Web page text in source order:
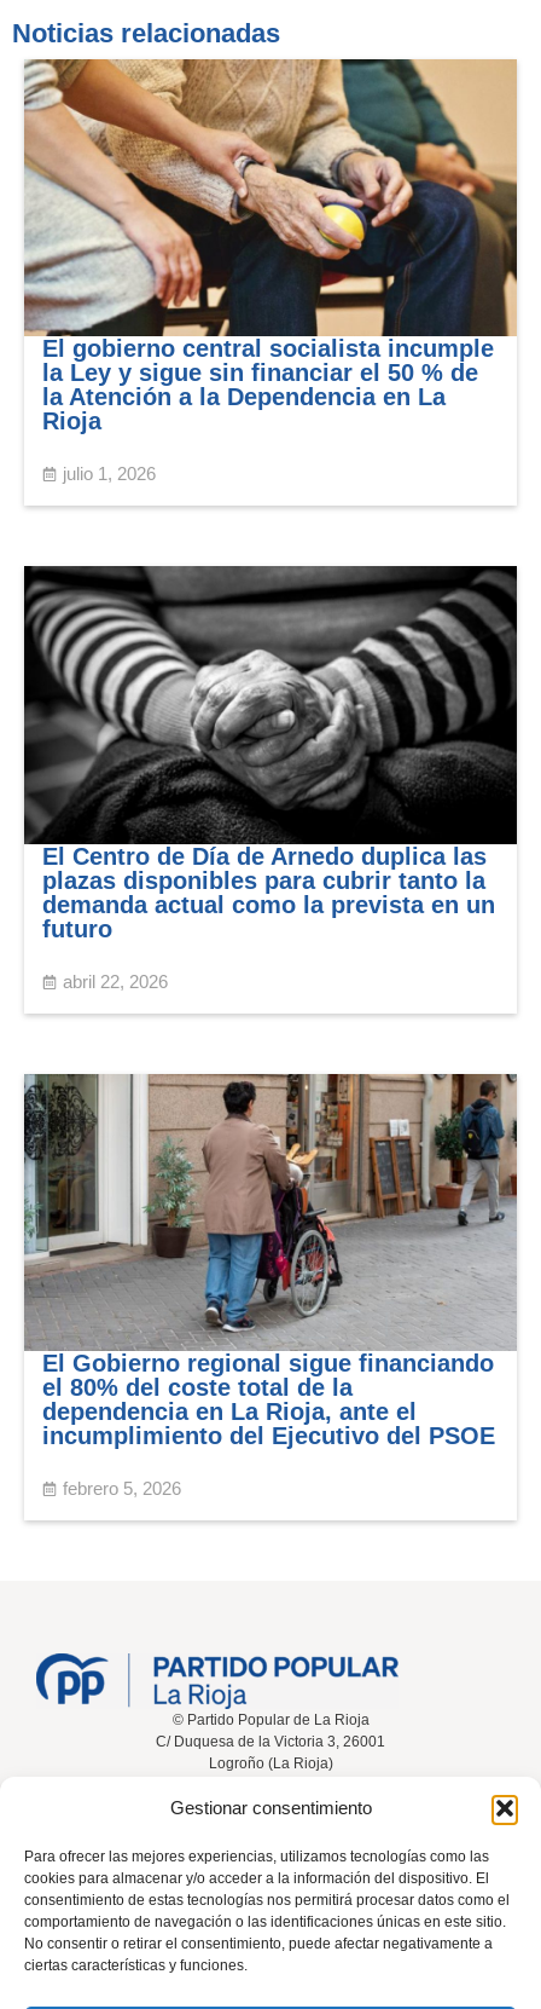
Gestionar consentimiento
Para ofrecer las mejores experiencias, utilizamos tecnologías como las
cookies para almacenar y/o acceder a la información del dispositivo. El
consentimiento de estas tecnologías nos permitirá procesar datos como el
comportamiento de navegación o las identificaciones únicas en este sitio.
No consentir o retirar el consentimiento, puede afectar negativamente a
ciertas características y funciones.
Noticias relacionadas
El gobierno central socialista incumple
la Ley y sigue sin financiar el 50 % de
la Atención a la Dependencia en La
Rioja
julio 1, 2026
El Centro de Día de Arnedo duplica las
plazas disponibles para cubrir tanto la
demanda actual como la prevista en un
futuro
abril 22, 2026
El Gobierno regional sigue financiando
el 80% del coste total de la
dependencia en La Rioja, ante el
incumplimiento del Ejecutivo del PSOE
febrero 5, 2026
© Partido Popular de La Rioja
C/ Duquesa de la Victoria 3, 26001
Logroño (La Rioja)
Participa Contacta